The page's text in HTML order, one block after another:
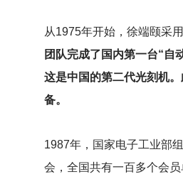
从1975年开始，徐端颐采
团队完成了国内第一台“自
这是中国的第二代光刻机
备。
1987年，国家电子工业部
会，全国共有一百多个会